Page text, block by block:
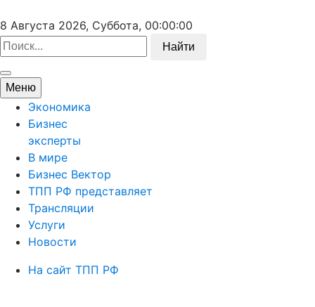
8 Августа 2026, Суббота, 00:00:00
Найти
Меню
Экономика
Бизнес
эксперты
В мире
Бизнес Вектор
ТПП РФ представляет
Трансляции
Услуги
Новости
На сайт ТПП РФ